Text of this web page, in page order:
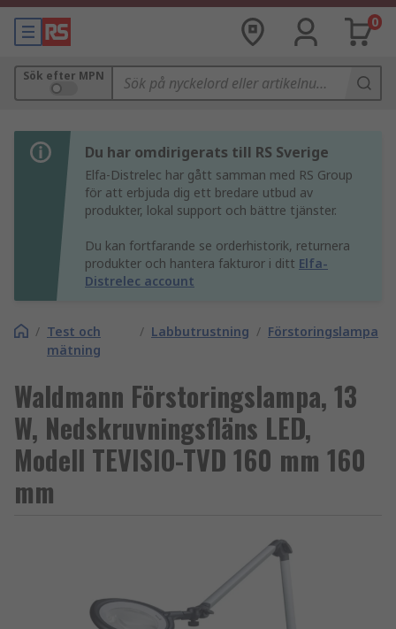
0
Sök efter MPN
Du har omdirigerats till RS Sverige
Elfa-Distrelec har gått samman med RS Group
för att erbjuda dig ett bredare utbud av
produkter, lokal support och bättre tjänster.
Du kan fortfarande se orderhistorik, returnera
produkter och hantera fakturor i ditt Elfa-
Distrelec account
/ Test och
mätning
/ Labbutrustning / Förstoringslampa
Waldmann Förstoringslampa, 13
W, Nedskruvningsfläns LED,
Modell TEVISIO-TVD 160 mm 160
mm